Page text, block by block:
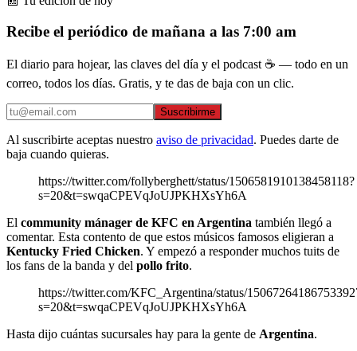
Recibe el periódico de mañana a las 7:00 am
El diario para hojear, las claves del día y el podcast ☕ — todo en un
correo, todos los días. Gratis, y te das de baja con un clic.
Suscribirme
Al suscribirte aceptas nuestro aviso de privacidad. Puedes darte de
baja cuando quieras.
https://twitter.com/follyberghett/status/1506581910138458118?
s=20&t=swqaCPEVqJoUJPKHXsYh6A
El community mánager de KFC en Argentina también llegó a
comentar. Esta contento de que estos músicos famosos eligieran a
Kentucky Fried Chicken. Y empezó a responder muchos tuits de
los fans de la banda y del pollo frito.
https://twitter.com/KFC_Argentina/status/
s=20&t=swqaCPEVqJoUJPKHXsYh6A
Hasta dijo cuántas sucursales hay para la gente de Argentina.